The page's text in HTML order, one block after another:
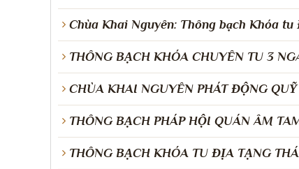
Chùa Khai Nguyên: Thông bạch Khóa
THÔNG BẠCH KHÓA CHUYÊN TU 3
CHÙA KHAI NGUYÊN PHÁT ĐỘNG
THÔNG BẠCH PHÁP HỘI QUÁN ÂM
THÔNG BẠCH KHÓA TU ĐỊA TẠNG